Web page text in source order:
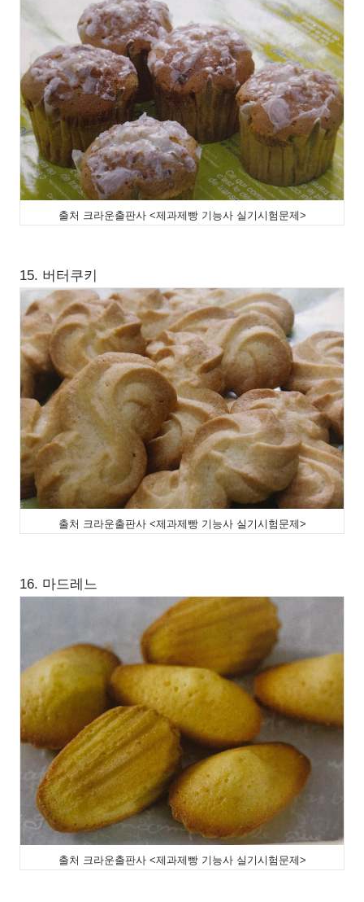
출처 크라운출판사 <제과제빵 기능사 실기시험문제>
15. 버터쿠키
출처 크라운출판사 <제과제빵 기능사 실기시험문제>
16. 마드레느
출처 크라운출판사 <제과제빵 기능사 실기시험문제>